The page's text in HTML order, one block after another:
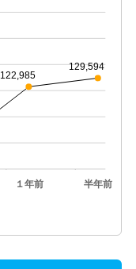
１年前 半年前
122,985
129,594